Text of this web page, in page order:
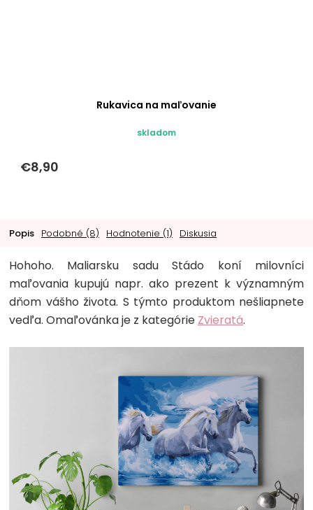
Rukavica na maľovanie
skladom
€8,90
Popis Podobné (8) Hodnotenie (1) Diskusia
Hohoho. Maliarsku sadu Stádo koní milovníci
maľovania kupujú napr. ako prezent k významným
dňom vášho života. S týmto produktom nešliapnete
vedľa. Omaľovánka je z kategórie Zvieratá.